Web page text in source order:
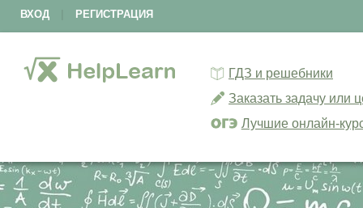
ВХОД РЕГИСТРАЦИЯ
ГДЗ и решебники
Заказать задачу или
Лучшие онлайн-